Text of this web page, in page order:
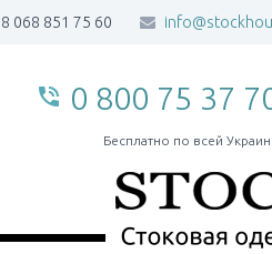
068 851 75 60
phone_in_talk 0 800 75 37
Бесплатно по всей